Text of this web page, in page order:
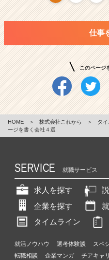
仕事
このページ
HOME ＞ 株式会社これから ＞ タ
ージを書く会社４選
SERVICE 就職サービス
求人を探す
企業を探す
タイムライン
就活ノウハウ 選考体験談 スペ
転職相談
企業マンガ チアキャ